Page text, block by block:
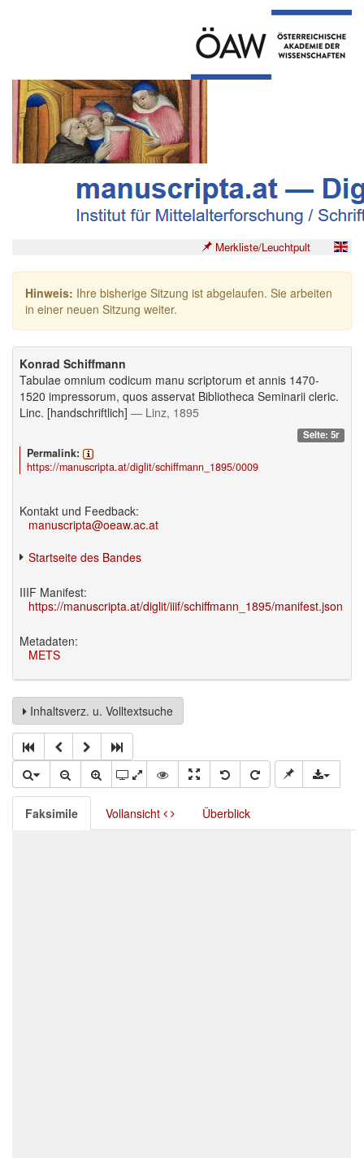
Merkliste/Leuchtpult
Hinweis: Ihre bisherige Sitzung ist abgelaufen. Sie arbeiten
in einer neuen Sitzung weiter.
Konrad Schiffmann
Tabulae omnium codicum manu scriptorum et annis 1470-
1520 impressorum, quos asservat Bibliotheca Seminarii cleric.
Linc. [handschriftlich] — Linz, 1895
Seite: 5r
Permalink:
https://manuscripta.at/diglit/schiffmann_1895/0009
Kontakt und Feedback:
manuscripta@oeaw.ac.at
Startseite des Bandes
IIIF Manifest:
https://manuscripta.at/diglit/iiif/schiffmann_1895/manifest.json
Metadaten:
METS
Inhaltsverz. u. Volltextsuche
Faksimile Vollansicht Überblick